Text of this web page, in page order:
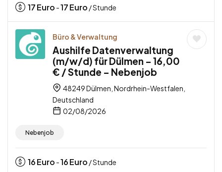
17Euro -17Euro / Stunde
Büro & Verwaltung
Aushilfe Datenverwaltung
(m/w/d) für Dülmen – 16,00
€ / Stunde – Nebenjob
48249 Dülmen, Nordrhein-Westfalen,
Deutschland
02/08/2026
Nebenjob
16Euro -16Euro / Stunde